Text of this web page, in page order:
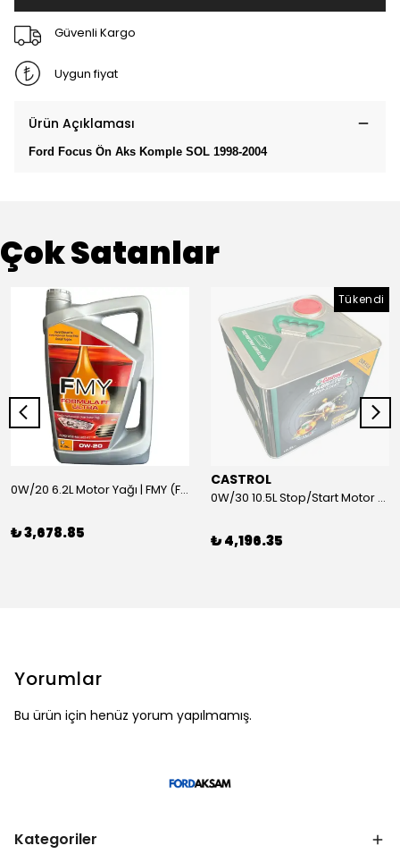
Güvenli Kargo
Uygun fiyat
Ürün Açıklaması
Ford Focus Ön Aks Komple SOL 1998-2004
Çok Satanlar
0W/20 6.2L Motor Yağı | FMY (Ford Motor Yağları)
₺ 3,678.85
Tükendi
CASTROL
0W/30 10.5L Stop/Start Motor Yağı | CASTROL
₺ 4,196.35
Yorumlar
Bu ürün için henüz yorum yapılmamış.
Kategoriler